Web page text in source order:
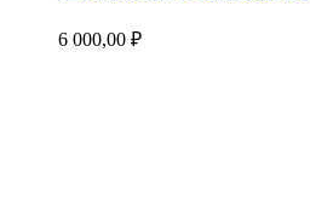
6 000,00 ₽